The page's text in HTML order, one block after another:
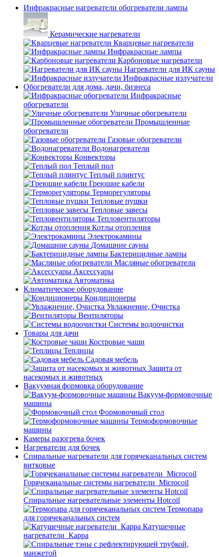
Инфракрасные нагреватели обогреватели лампы
Керамические нагреватели
Кварцевые нагреватели
Инфракрасные лампы
Карбоновые нагреватели
Нагреватели для ИК сауны
Инфракрасные излучатели
Обогреватели для дома, дачи, бизнеса
Инфракрасные
обогреватели
Уличные обогреватели
Промышленные
обогреватели
Газовые обогреватели
Водонагреватели
Конвекторы
Теплый пол
Теплый плинтус
Греющие кабели
Терморегуляторы
Тепловые пушки
Тепловые завесы
Тепловентиляторы
Котлы отопления
Электрокамины
Домашние сауны
Бактерицидные лампы
Масляные обогреватели
Аксессуары
Автоматика
Климатическое оборудование
Кондиционеры
Увлажнение, Очистка
Вентиляторы
Системы водоочистки
Товары для дачи
Костровые чаши
Теплицы
Садовая мебель
Защита от
насекомых и животных
Вакуумная формовка оборудование
Вакуум-формовочные
машины
Формовочный стол
Термоформовочные
машины
Камеры разогрева бочек
Нагреватели для бочек
Спиральные нагреватели для горячеканальных систем
витковые
Горячеканальные системы нагреватели_Microcoil
Спиральные нагревательные элементы Hotcoil
Термопара
для горячеканальных систем
Катушечные
нагреватели_Карра